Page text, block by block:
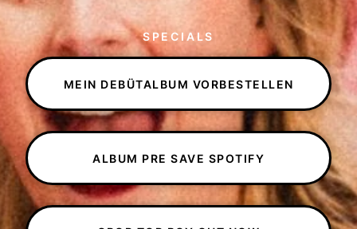
SPECIALS
MEIN DEBÜTALBUM VORBESTELLEN
ALBUM PRE SAVE SPOTIFY